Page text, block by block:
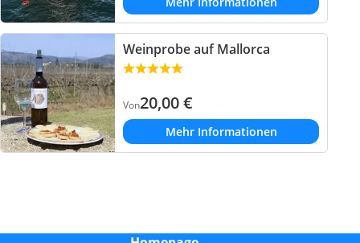
Weinprobe auf Mallorca
Von20,00€
Mehr Informationen